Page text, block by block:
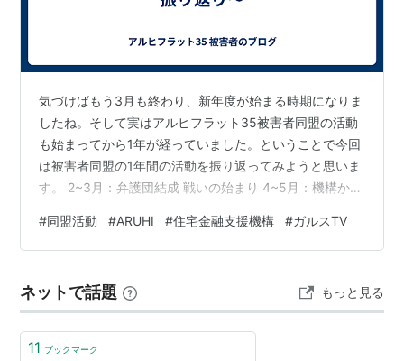
気づけばもう3月も終わり、新年度が始まる時期になりま
したね。そして実はアルヒフラット35被害者同盟の活動
も始まってから1年が経っていました。ということで今回
は被害者同盟の1年間の活動を振り返ってみようと思いま
す。 2~3月：弁護団結成 戦いの始まり 4~5月：機構から
ンリー株主総会 7月～11月：アルヒとの個別面談 12月：
機構を提訴 1月：アルヒ臨時株主総会 2月～：連日デモ
#同盟活動 #ARUHI #住宅金融支援機構 #ガルスTV
ネットで話題 もっと見る
11 ブックマーク